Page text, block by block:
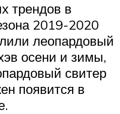
трендов в
2019-2020
леопардовый
осени и зимы,
свитер
появится в